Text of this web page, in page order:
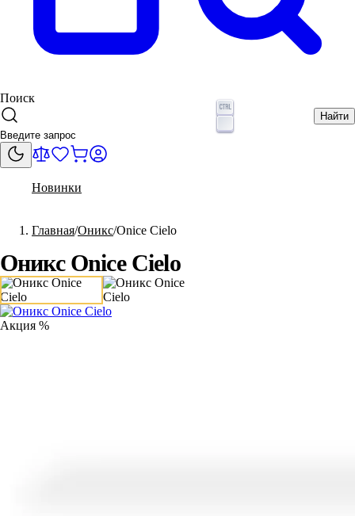
Поиск
Найти
Новинки
Главная Оникс Onice Cielo
Оникс Onice Cielo
Акция %